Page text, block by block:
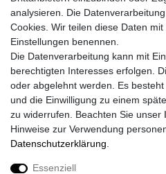
Daten­schutz­erklärung
AGB
Größentabelle
Kataloge
Barrierefreiheitserklärung
Sicherheitsinformationen
Zahlung und Versand
analysieren. Die
Cookies. Wir teilen diese Daten
Einstellungen benennen.
Die Datenverarbeitung kann mit
berechtigten Interesses erfolgen.
oder abgelehnt werden. Es
und die Einwilligung zu einem
zu widerrufen. Beachten Sie unser
Hinweise zur Verwendung
Daten­schutz­erklärung
Essenziell